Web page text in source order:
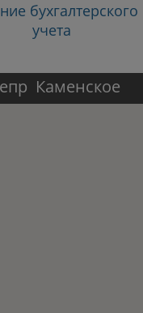
бухгалтерского
учета
Каменское